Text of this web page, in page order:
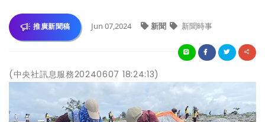
推廣新聞稿 Jun 07,2024 新聞 新聞時事
(中央社訊息服務20240607 18:24:13)